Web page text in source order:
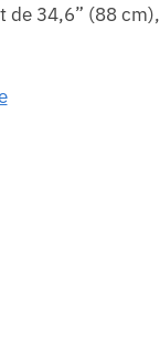
de 34,6” (88 cm),